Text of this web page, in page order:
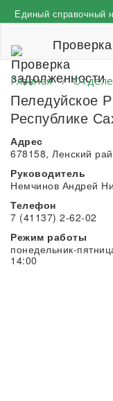
к
Единый справочный
Главная/
Пеледуйское
Республике
Адрес
678158, Ленский
Руководитель
Немчинов Андрей
Телефон
7 (41137) 2-62-02
Режим работы
понедельник-
14:00